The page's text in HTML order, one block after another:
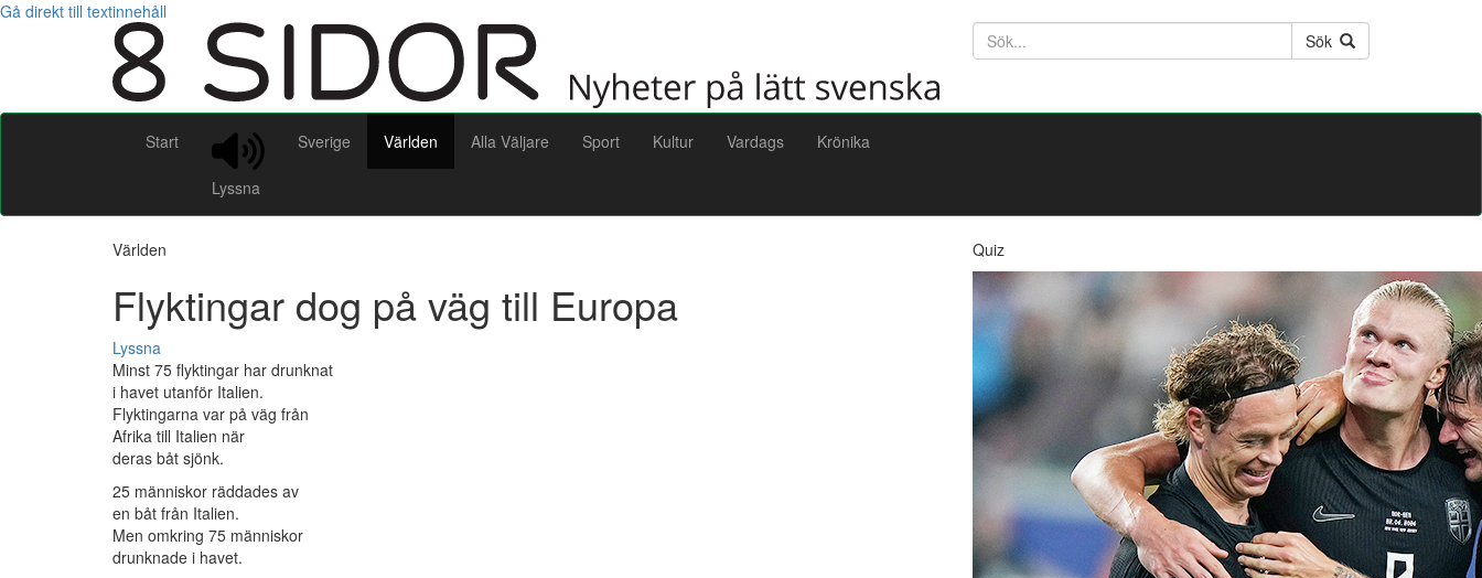
Gå direkt till textinnehåll
Söktext
Sök
Start
Lyssna
Sverige Världen Alla Väljare Sport Kultur Vardags Krönika
Världen
Flyktingar dog på väg till Europa
Lyssna
Minst 75 flyktingar har drunknat
i havet utanför Italien.
Flyktingarna var på väg från
Afrika till Italien när
deras båt sjönk.
25 människor räddades av
en båt från Italien.
Men omkring 75 människor
drunknade i havet.
Quiz